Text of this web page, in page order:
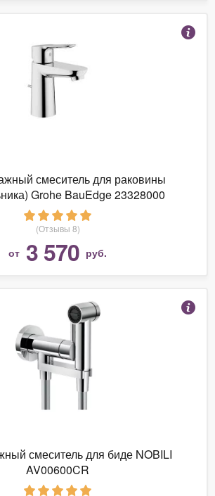
смеситель для раковины
Grohe BauEdge 23328000
(Отзывы 8)
от 3 570 руб.
смеситель для биде NOBILI
AV00600CR